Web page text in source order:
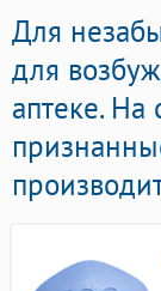
Для
для
аптеке.